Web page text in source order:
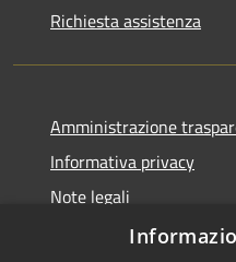
Richiesta assistenza
Amministrazione
Informativa privacy
Note legali
Dichiarazione di